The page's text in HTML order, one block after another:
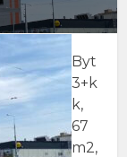
Byt
3+k
k,
67
m2,